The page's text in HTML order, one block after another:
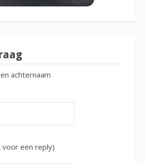
achternaam
voor een reply)